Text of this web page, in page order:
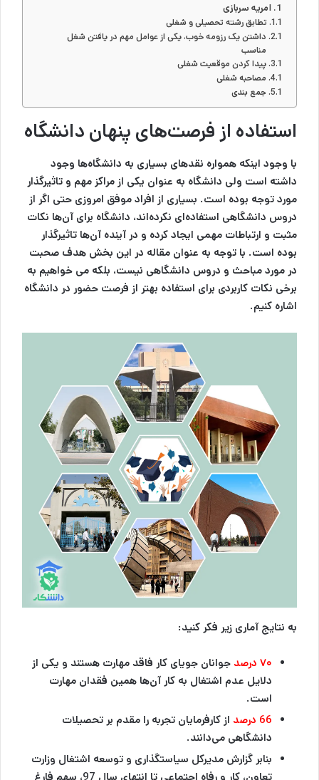
امریه سربازی
تطابق رشته تحصیلی و شغلی
داشتن یک رزومه خوب، یکی از عوامل مهم در یافتن شغل
مناسب
پیدا کردن موقعیت شغلی
مصاحبه شغلی
جمع بندی
استفاده از فرصتهای پنهان دانشگاه
با وجود اینکه همواره نقدهای بسیاری به دانشگاه‌ها وجود
داشته است ولی دانشگاه به عنوان یکی از مراکز مهم و تاثیرگذار
مورد توجه بوده است. بسیاری از افراد موفق امروزی حتی اگر از
دروس دانشگاهی استفاده‌ای نکرده‌اند، دانشگاه برای آن‌ها نکات
مثبت و ارتباطات مهمی ایجاد کرده و در آینده آن‌ها تاثیرگذار
بوده است. با توجه به عنوان مقاله در این بخش هدف صحبت
در مورد مباحث و دروس دانشگاهی نیست، بلکه می خواهیم به
برخی نکات کاربردی برای استفاده بهتر از فرصت‌ حضور در دانشگاه
اشاره کنیم.
به نتایج آماری زیر فکر کنید:
۷۰ درصد
جوانان جویای کار فاقد مهارت هستند و یکی از
دلایل عدم اشتغال به کار آن‌ها همین فقدان مهارت
است.
66 درصد
از کارفرمایان تجربه را مقدم بر تحصیلات
دانشگاهی می‌دانند.
بنابر گزارش مدیرکل سیاستگذاری و توسعه اشتغال وزارت
تعاون، کار و رفاه اجتماعی تا انتهای سال 97، سهم فارغ